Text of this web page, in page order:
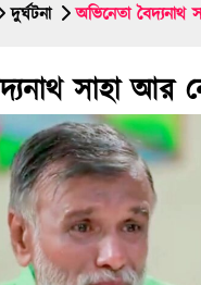
দুর্ঘটনা অভিনেতা বৈদ্যনাথ
সাহা আর